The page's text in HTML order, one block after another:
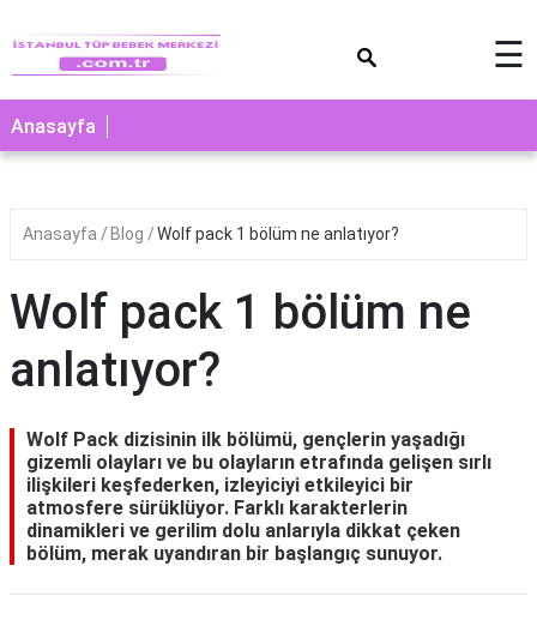
☰
Anasayfa
Anasayfa Blog Wolf pack 1 bölüm ne anlatıyor?
Wolf pack 1 bölüm ne
anlatıyor?
Wolf Pack dizisinin ilk bölümü, gençlerin yaşadığı
gizemli olayları ve bu olayların etrafında gelişen sırlı
ilişkileri keşfederken, izleyiciyi etkileyici bir
atmosfere sürüklüyor. Farklı karakterlerin
dinamikleri ve gerilim dolu anlarıyla dikkat çeken
bölüm, merak uyandıran bir başlangıç sunuyor.